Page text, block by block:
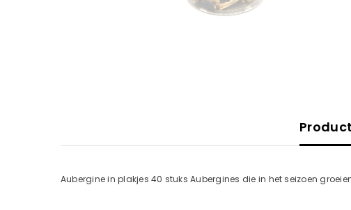
Aubergine in plakjes 40 stuks Aubergines die in het seizoen